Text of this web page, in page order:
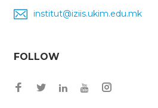
institut@iziis.ukim.edu.mk
FOLLOW
Facebook
Twitter
Instagram